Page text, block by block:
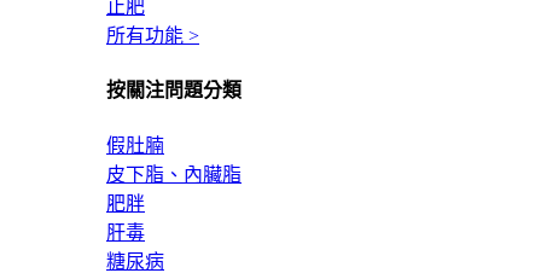
止肥
所有功能 >
按關注問題分類
假肚腩
皮下脂、內臟脂
肥胖
肝毒
糖尿病